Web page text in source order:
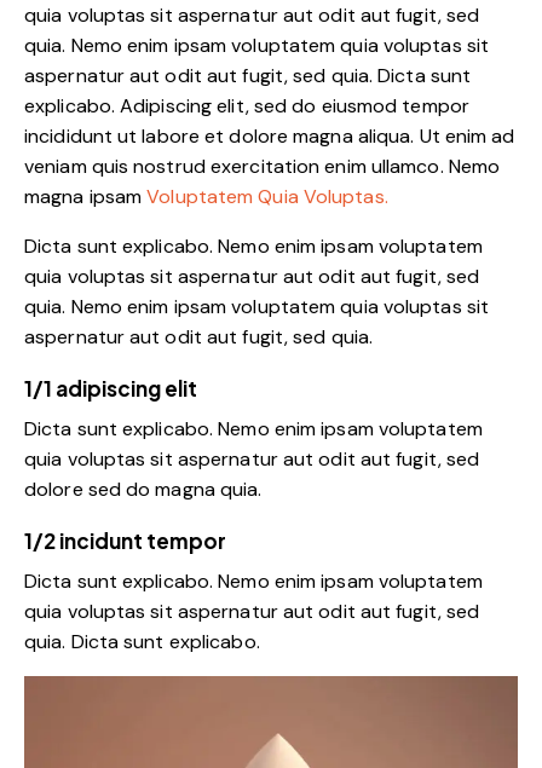
quia voluptas sit aspernatur aut odit aut fugit, sed
quia. Nemo enim ipsam voluptatem quia voluptas sit
aspernatur aut odit aut fugit, sed quia. Dicta sunt
explicabo. Adipiscing elit, sed do eiusmod tempor
incididunt ut labore et dolore magna aliqua. Ut enim ad
veniam quis nostrud exercitation enim ullamco. Nemo
magna ipsamVoluptatem Quia Voluptas.
Dicta sunt explicabo. Nemo enim ipsam voluptatem
quia voluptas sit aspernatur aut odit aut fugit, sed
quia. Nemo enim ipsam voluptatem quia voluptas sit
aspernatur aut odit aut fugit, sed quia.
1/1 adipiscing elit
Dicta sunt explicabo. Nemo enim ipsam voluptatem
quia voluptas sit aspernatur aut odit aut fugit, sed
dolore sed do magna quia.
1/2 incidunt tempor
Dicta sunt explicabo. Nemo enim ipsam voluptatem
quia voluptas sit aspernatur aut odit aut fugit, sed
quia. Dicta sunt explicabo.